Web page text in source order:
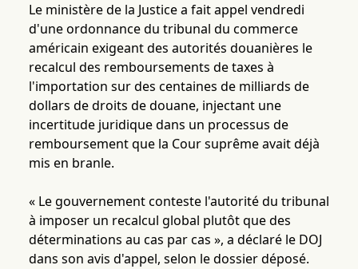
Le ministère de la Justice a fait appel vendredi
d'une ordonnance du tribunal du commerce
américain exigeant des autorités douanières le
recalcul des remboursements de taxes à
l'importation sur des centaines de milliards de
dollars de droits de douane, injectant une
incertitude juridique dans un processus de
remboursement que la Cour suprême avait déjà
mis en branle.
« Le gouvernement conteste l'autorité du tribunal
à imposer un recalcul global plutôt que des
déterminations au cas par cas », a déclaré le DOJ
dans son avis d'appel, selon le dossier déposé.